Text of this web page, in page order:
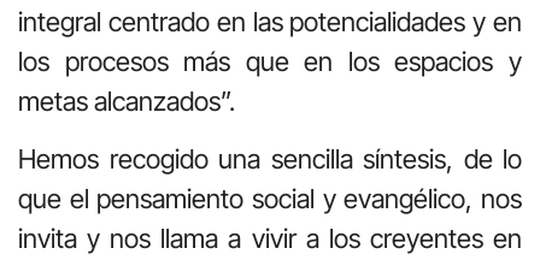
integral centrado en las potencialidades y en
los procesos más que en los espacios y
metas alcanzados”.
Hemos recogido una sencilla síntesis, de lo
que el pensamiento social y evangélico, nos
invita y nos llama a vivir a los creyentes en